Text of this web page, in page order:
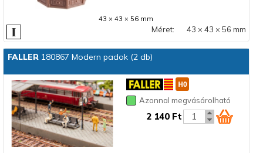
43 × 43 × 56 mm
Méret: 43 × 43 × 56 mm
FALLER180867 Modern padok (2 db)
Azonnal megvásárolható
2 140 Ft